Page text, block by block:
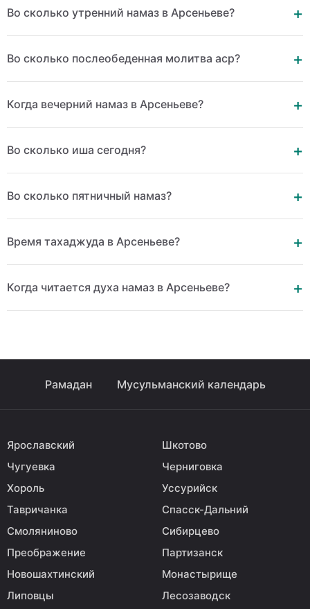
Во сколько утренний намаз в Арсеньеве?
Во сколько послеобеденная молитва аср?
Когда вечерний намаз в Арсеньеве?
Во сколько иша сегодня?
Во сколько пятничный намаз?
Время тахаджуда в Арсеньеве?
Когда читается духа намаз в Арсеньеве?
Рамадан Мусульманский календарь
Ярославский
Шкотово
Чугуевка
Черниговка
Хороль
Уссурийск
Тавричанка
Спасск-Дальний
Смоляниново
Сибирцево
Преображение
Партизанск
Новошахтинский
Монастырище
Липовцы
Лесозаводск